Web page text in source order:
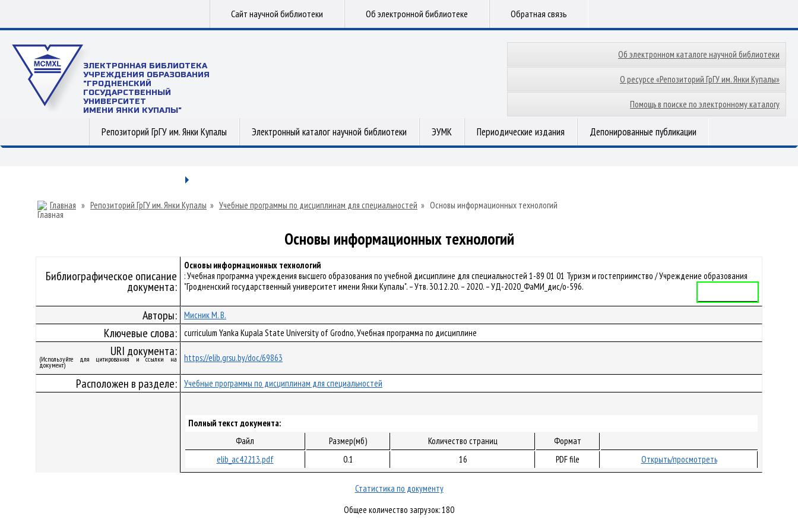
Сайт научной библиотеки Об электронной библиотеке Обратная связь
ЭЛЕКТРОННАЯ БИБЛИОТЕКА
УЧРЕЖДЕНИЯ ОБРАЗОВАНИЯ
"ГРОДНЕНСКИЙ
ГОСУДАРСТВЕННЫЙ
УНИВЕРСИТЕТ
ИМЕНИ ЯНКИ КУПАЛЫ"
Об электронном каталоге научной библиотеки
О ресурсе «Репозиторий ГрГУ им. Янки Купалы»
Помощь в поиске по электронному каталогу
Репозиторий ГрГУ им. Янки Купалы Электронный каталог научной библиотеки ЭУМК Периодические издания Депонированные публикации
Главная » Репозиторий ГрГУ им. Янки Купалы » Учебные программы по дисциплинам для специальностей » Основы информационных технологий
Основы информационных технологий
Библиографическое описание
документа:
Основы информационных технологий
: Учебная программа учреждения высшего образования по учебной дисциплине для специальностей 1-89 01 01 Туризм и гостеприимство / Учреждение образования
"Гродненский государственный университет имени Янки Купалы". – Утв. 30.12.20. – 2020. – УД-2020_ФаМИ_дис/o-596.
Авторы: Мисник М. В.
Ключевые слова: curriculum Yanka Kupala State University of Grodno, Учебная программа по дисциплине
URI документа:
(Используйте для цитирования и ссылки на
документ)
https://elib.grsu.by/doc/69863
Расположен в разделе: Учебные программы по дисциплинам для специальностей
Полный текст документа:
Файл
Размер(мб) Количество страниц
Формат
elib_ac42213.pdf
0.1 16 PDF file Открыть/просмотреть
Статистика по документу
Общее количество загрузок: 180